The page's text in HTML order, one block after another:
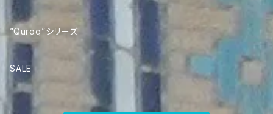
Silk Ikat Scarf
”Quroq”シリーズ
SALE